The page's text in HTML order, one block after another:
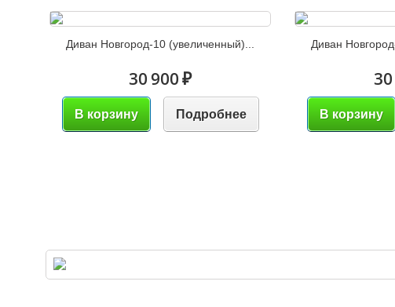
Диван Новгород-10 (увеличенный)...
30 900 ₽
В корзину Подробнее
Диван
В корзину